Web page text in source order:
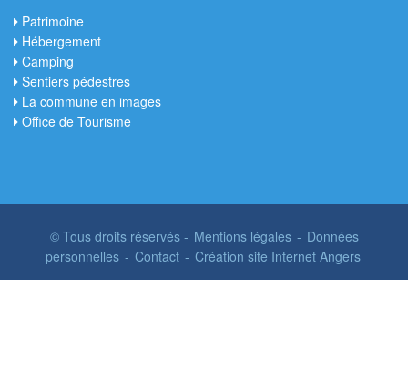
Patrimoine
Hébergement
Camping
Sentiers pédestres
La commune en images
Office de Tourisme
© Tous droits réservés - Mentions légales - Données
personnelles - Contact - Création site Internet Angers